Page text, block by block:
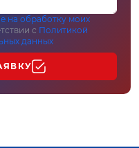
на обработку моих
с Политикой
данных